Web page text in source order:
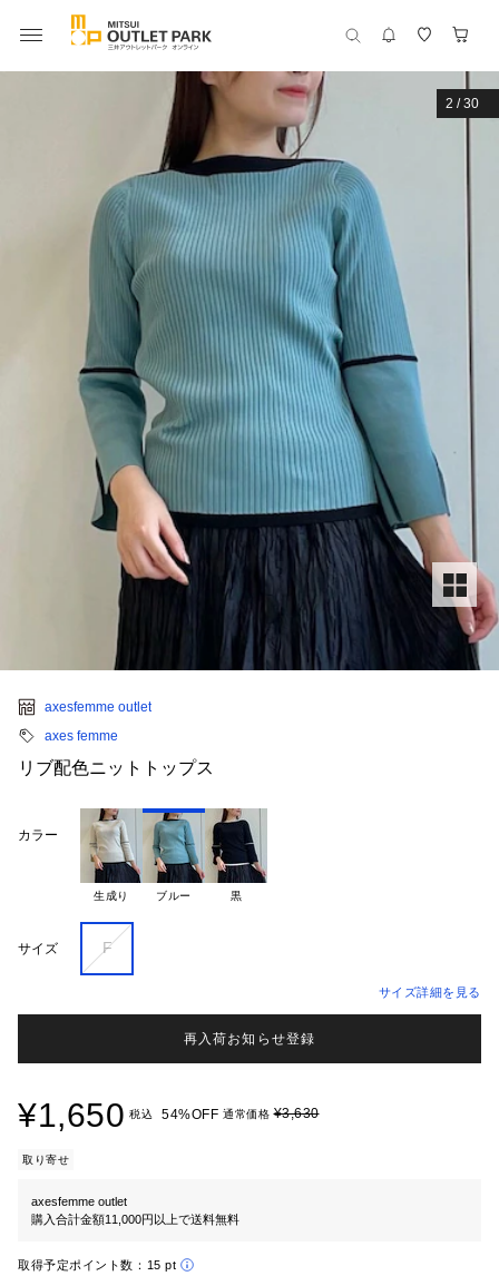
2 /30
axesfemme outlet
axes femme
リブ配色ニットトップス
カラー
生成り ブルー 黒
サイズ F
サイズ詳細を見る
再入荷お知らせ登録
¥1,650 税込 54%OFF 通常価格¥3,630
取り寄せ
axesfemme outlet
購入合計金額11,000円以上で送料無料
取得予定ポイント数： 15 pt